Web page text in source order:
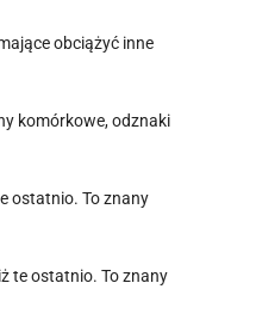
obciążyć inne
komórkowe, odznaki
ostatnio. To znany
te ostatnio. To znany